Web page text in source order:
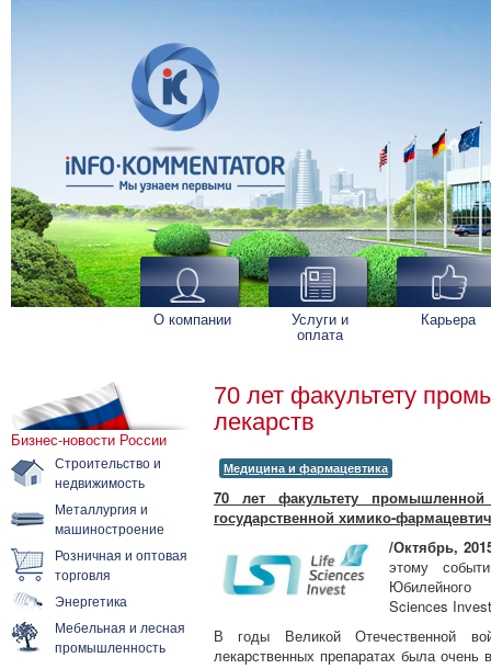
О компании Услуги и
оплата
Карьера
Бизнес-новости России
Строительство и
недвижимость
Металлургия и
машиностроение
Розничная и оптовая
торговля
Энергетика
Мебельная и лесная
промышленность
70 лет факультету
лекарств
Медицина и фармацевтика
70 лет факультету промышленной
государственной химико-
/Октябрь,
этому
Юбилейного
Sciences
В годы Великой Отечественной
лекарственных препаратах была очень